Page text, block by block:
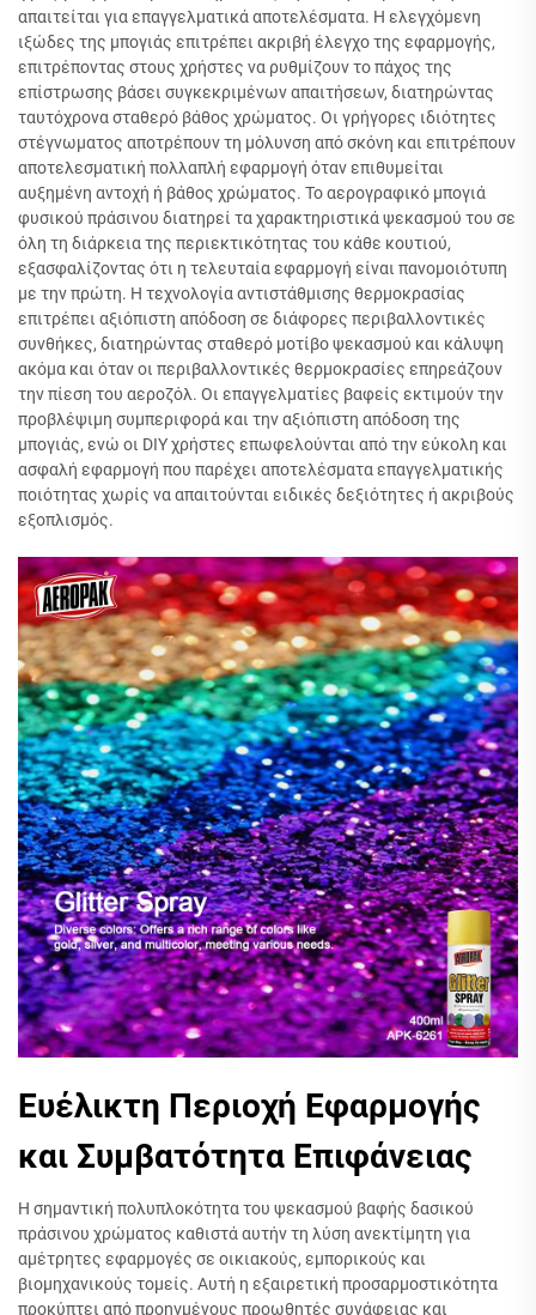
απαιτείται για επαγγελματικά αποτελέσματα. Η ελεγχόμενη
ιξώδες της μπογιάς επιτρέπει ακριβή έλεγχο της εφαρμογής,
επιτρέποντας στους χρήστες να ρυθμίζουν το πάχος της
επίστρωσης βάσει συγκεκριμένων απαιτήσεων, διατηρώντας
ταυτόχρονα σταθερό βάθος χρώματος. Οι γρήγορες ιδιότητες
στέγνωματος αποτρέπουν τη μόλυνση από σκόνη και επιτρέπουν
αποτελεσματική πολλαπλή εφαρμογή όταν επιθυμείται
αυξημένη αντοχή ή βάθος χρώματος. Το αερογραφικό μπογιά
φυσικού πράσινου διατηρεί τα χαρακτηριστικά ψεκασμού του σε
όλη τη διάρκεια της περιεκτικότητας του κάθε κουτιού,
εξασφαλίζοντας ότι η τελευταία εφαρμογή είναι πανομοιότυπη
με την πρώτη. Η τεχνολογία αντιστάθμισης θερμοκρασίας
επιτρέπει αξιόπιστη απόδοση σε διάφορες περιβαλλοντικές
συνθήκες, διατηρώντας σταθερό μοτίβο ψεκασμού και κάλυψη
ακόμα και όταν οι περιβαλλοντικές θερμοκρασίες επηρεάζουν
την πίεση του αεροζόλ. Οι επαγγελματίες βαφείς εκτιμούν την
προβλέψιμη συμπεριφορά και την αξιόπιστη απόδοση της
μπογιάς, ενώ οι DIY χρήστες επωφελούνται από την εύκολη και
ασφαλή εφαρμογή που παρέχει αποτελέσματα επαγγελματικής
ποιότητας χωρίς να απαιτούνται ειδικές δεξιότητες ή ακριβούς
εξοπλισμός.
Ευέλικτη Περιοχή Εφαρμογής
και Συμβατότητα Επιφάνειας
Η σημαντική πολυπλοκότητα του ψεκασμού βαφής δασικού
πράσινου χρώματος καθιστά αυτήν τη λύση ανεκτίμητη για
αμέτρητες εφαρμογές σε οικιακούς, εμπορικούς και
βιομηχανικούς τομείς. Αυτή η εξαιρετική προσαρμοστικότητα
προκύπτει από προηγμένους προωθητές συνάφειας και